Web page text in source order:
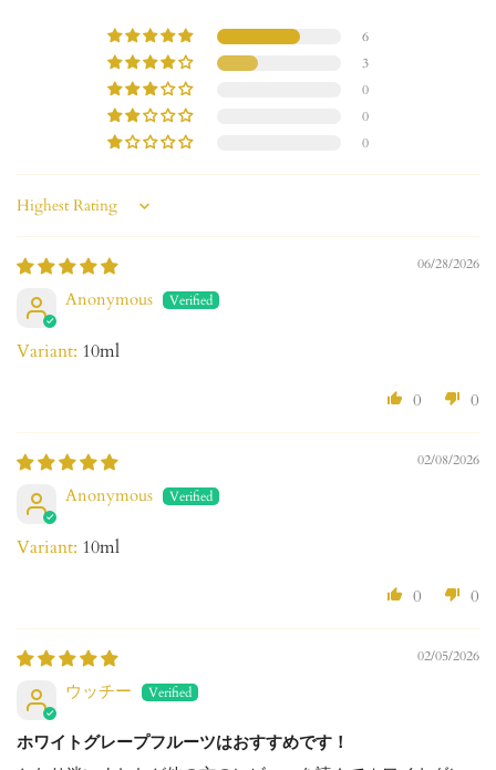
6
3
0
0
0
Sort by
06/28/2026
Anonymous
10ml
0 0
02/08/2026
Anonymous
10ml
0 0
02/05/2026
ウッチー
ホワイトグレープフルーツはおすすめです！